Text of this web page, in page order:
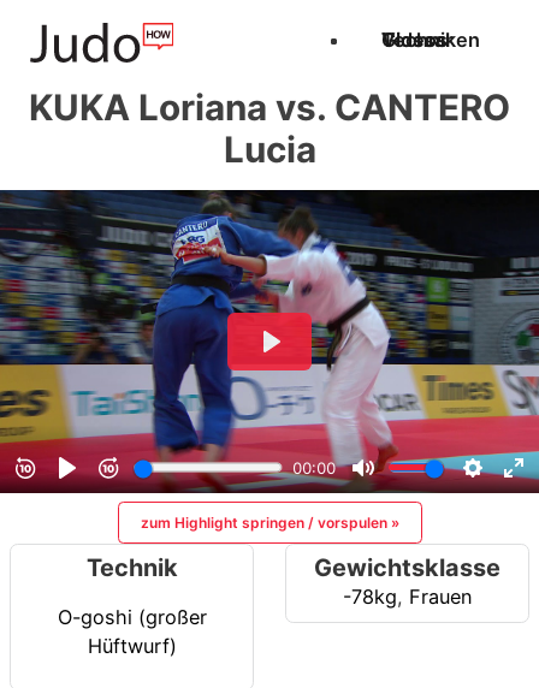
Techniken
Videos
Glossar
KUKA Loriana vs. CANTERO
Lucia
zum Highlight springen / vorspulen »
Technik
O-goshi (großer
Hüftwurf)
Gewichtsklasse
-78kg, Frauen